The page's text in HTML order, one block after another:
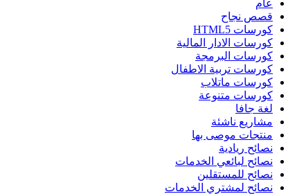
عام
قصص نجاح
كورسات HTML5
كورسات الادار المالية
كورسات البرمجة
كورسات تربية الاطفال
كورسات ماتلاب
كورسات متنوعة
لغة جافا
مشاريع ناشئة
منتجات موصى بها
نصائح ريادية
نصائح لبائعي الخدمات
نصائح للمستقلين
نصائح لمشتري الخدمات